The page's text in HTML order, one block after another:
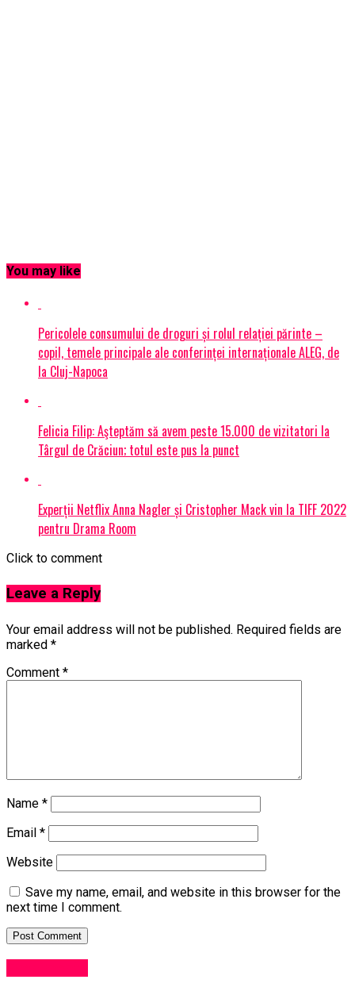
You may like
Pericolele consumului de droguri și rolul relației părinte –
copil, temele principale ale conferinței internaționale ALEG, de
la Cluj-Napoca
Felicia Filip: Aşteptăm să avem peste 15.000 de vizitatori la
Târgul de Crăciun; totul este pus la punct
Experții Netflix Anna Nagler și Cristopher Mack vin la TIFF 2022
pentru Drama Room
Click to comment
Leave a Reply
Your email address will not be published. Required fields are
marked *
Comment *
Name *
Email *
Website
Save my name, email, and website in this browser for the
next time I comment.